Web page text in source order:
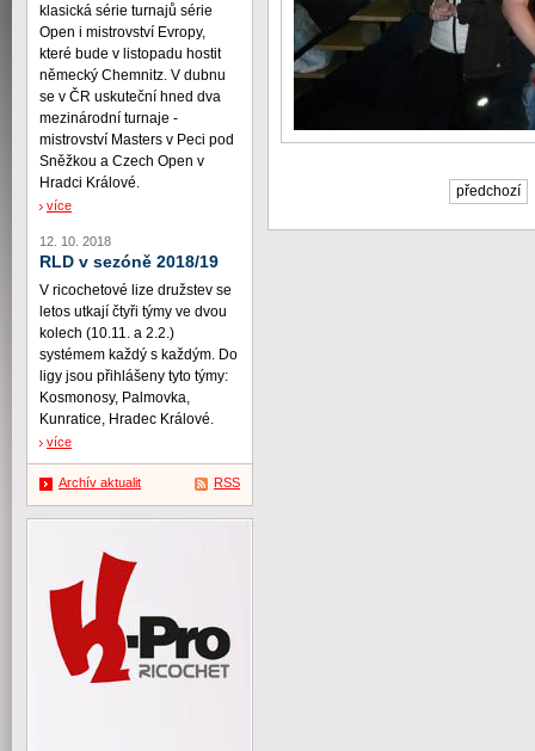
předchozí
klasická série turnajů série
Open i mistrovství Evropy,
které bude v listopadu hostit
německý Chemnitz. V dubnu
se v ČR uskuteční hned dva
mezinárodní turnaje -
mistrovství Masters v Peci pod
Sněžkou a Czech Open v
Hradci Králové.
více
12. 10. 2018
RLD v sezóně 2018/19
V ricochetové lize družstev se
letos utkají čtyři týmy ve dvou
kolech (10.11. a 2.2.)
systémem každý s každým. Do
ligy jsou přihlášeny tyto týmy:
Kosmonosy, Palmovka,
Kunratice, Hradec Králové.
více
Archív aktualit RSS